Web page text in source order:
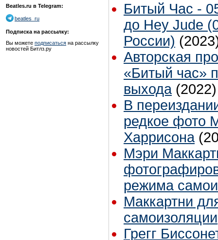
Beatles.ru в Telegram:
beatles_ru
Подписка на рассылку:
Вы можете подписаться на рассылку
новостей Битлз.ру
Битый Час -
до Hey Jude
России)
Авторская
«Битый час»
выхода (2022)
В
редкое фото
Харрисона
Мэри
режима
Маккартни
Грегг